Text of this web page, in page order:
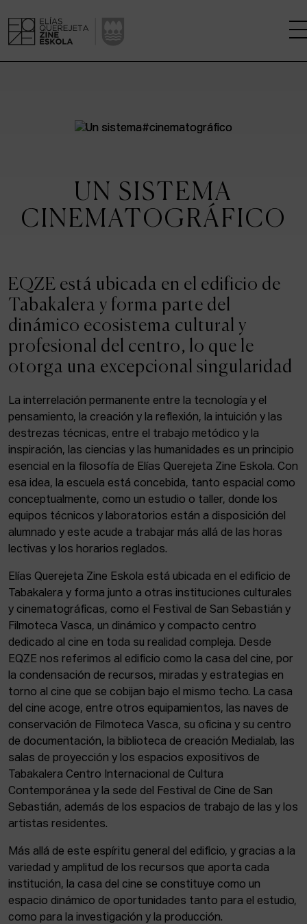
CENTRO DE INVESTIGACIÓN
KINOFABRIKA
LA CASA DEL CINE
ACTUALIDAD
Admisión
Intranet
Facebook Equis Instagram
© Elías Querejeta Zine Eskola 2026
Tabakalera · Andre zigarrogileak plaza, 1
20012 Donostia / San Sebastián
T. 0034 943 545 005
E. info@zine-eskola.eus
UN SISTEMA
CINEMATOGRÁFICO
EQZE está ubicada en el edificio de
Tabakalera y forma parte del
dinámico ecosistema cultural y
profesional del centro, lo que le
otorga una excepcional singularidad
La interrelación permanente entre la tecnología y el
pensamiento, la creación y la reflexión, la intuición y las
destrezas técnicas, entre el trabajo metódico y la
inspiración, las ciencias y las humanidades es un principio
esencial en la filosofía de Elías Querejeta Zine Eskola. Con
esa idea, la escuela está concebida, tanto espacial como
conceptualmente, como un estudio o taller, donde los
equipos técnicos y laboratorios están a disposición del
alumnado y este acude a trabajar más allá de las horas
lectivas y los horarios reglados.
Elías Querejeta Zine Eskola está ubicada en el edificio de
Tabakalera y forma junto a otras instituciones culturales
y cinematográficas, como el Festival de San Sebastián y
Filmoteca Vasca, un dinámico y compacto centro
dedicado al cine en toda su realidad compleja. Desde
EQZE nos referimos al edificio como la casa del cine, por
la condensación de recursos, miradas y estrategias en
torno al cine que se cobijan bajo el mismo techo. La casa
del cine acoge, entre otros equipamientos, las naves de
conservación de Filmoteca Vasca, su oficina y su centro
de documentación, la biblioteca de creación Medialab, las
salas de proyección y los espacios expositivos de
Tabakalera Centro Internacional de Cultura
Contemporánea y la sede del Festival de Cine de San
Sebastián, además de los espacios de trabajo de las y los
artistas residentes.
Más allá de este espíritu general del edificio, y gracias a la
variedad y amplitud de los recursos que aporta cada
institución, la casa del cine se constituye como un
espacio dinámico de oportunidades tanto para el estudio,
como para la investigación y la producción.